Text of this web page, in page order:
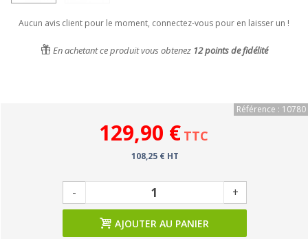
Aucun avis client pour le moment, connectez-vous pour en laisser un !
En achetant ce produit vous obtenez 12points de fidélité
Référence : 10780
129,90 € TTC
108,25 € HT
- +
AJOUTER AU PANIER